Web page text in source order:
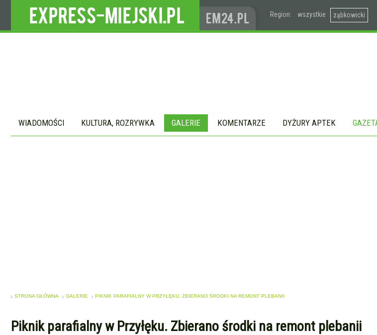
Region: wszystkie ząbkowicki
WIADOMOŚCI KULTURA, ROZRYWKA GALERIE KOMENTARZE DYŻURY APTEK
STRONA GŁÓWNA GALERIE PIKNIK PARAFIALNY W PRZYŁĘKU. ZBIERANO ŚRODKI NA REMONT PLEBANII
Piknik parafialny w Przyłęku. Zbierano środki na remont plebanii